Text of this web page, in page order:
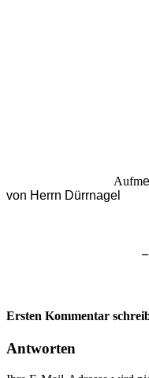
Aufm
von Herrn Dürrnagel
Ersten Kommentar
Antworten